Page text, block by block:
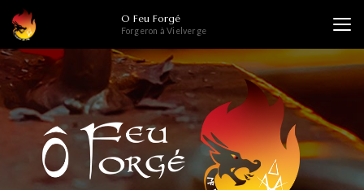
contenu
principal
O Feu Forgé
Forgeron à Vielverge